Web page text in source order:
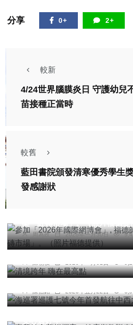
分享 0+ 2+
較新
4/24世界腦膜炎日 守護幼
苗接種正當時
較舊
藍田書院頒發清寒優秀學生
發感謝狀
周為政 2026年一月30日
綜合新聞
清境跨年 嗨在最高點
陳朝枝 2026年一月01日
綜合新聞
海巡署巡護七號今年首發航往中
陳信銘 2026年五月22日
綜合新聞 健康
嘉基結合藝術揮毫、健康衛教贈春聯活